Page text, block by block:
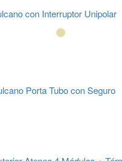
con Interruptor Unipolar
Porta Tubo con Seguro